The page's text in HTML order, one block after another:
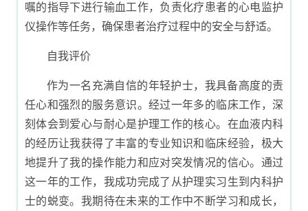
嘱的指导下进行输血工作，负责化疗患者的心电监护
仪操作等任务，确保患者治疗过程中的安全与舒适。
自我评价
作为一名充满自信的年轻护士，我具备高度的责
任心和强烈的服务意识。经过一年多的临床工作，深
刻体会到爱心与耐心是护理工作的核心。在血液内科
的经历让我获得了丰富的专业知识和临床经验，极大
地提升了我的操作能力和应对突发情况的信心。通过
这一年的工作，我成功完成了从护理实习生到内科护
士的蜕变。我期待在未来的工作中不断学习和成长，